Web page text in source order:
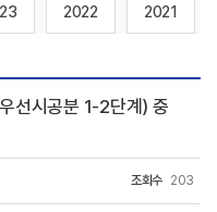
2022 2021
선시공분 1-2단계) 중
조회수 203